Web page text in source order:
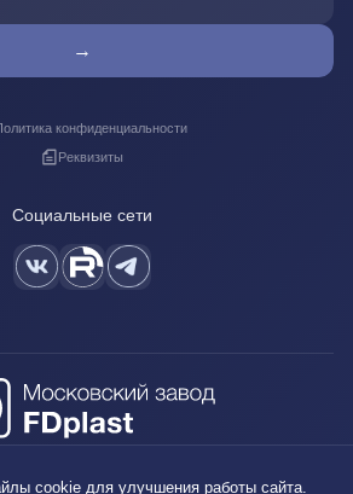
→
конфиденциальности
Реквизиты
Социальные сети
cookie для улучшения работы сайта.